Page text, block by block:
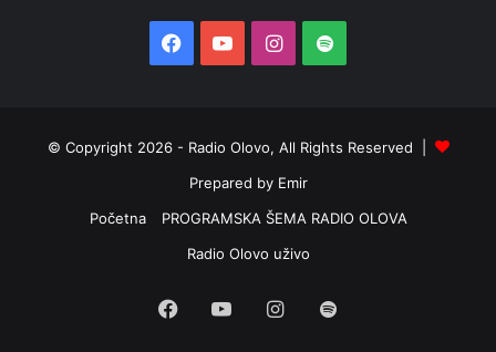
Facebook
YouTubeInstagram
Spotify
© Copyright 2026 - Radio Olovo, All Rights Reserved |
Prepared by Emir
Početna
PROGRAMSKA ŠEMA RADIO OLOVA
Radio Olovo uživo
Facebook
YouTubeInstagram
Spotify